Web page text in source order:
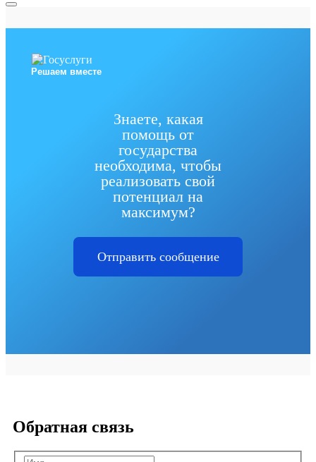
Решаем вместе
Знаете, какая
помощь от
государства
необходима, чтобы
реализовать свой
потенциал на
максимум?
Отправить сообщение
Обратная связь